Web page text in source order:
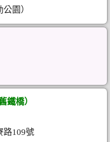
園）
鐵橋）
路109號